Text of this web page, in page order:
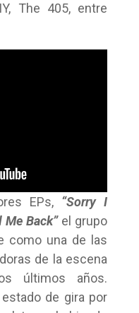
The 405, entre
EPs, “Sorry I
Me Back”el grupo
como una de las
de la escena
últimos años.
de gira por